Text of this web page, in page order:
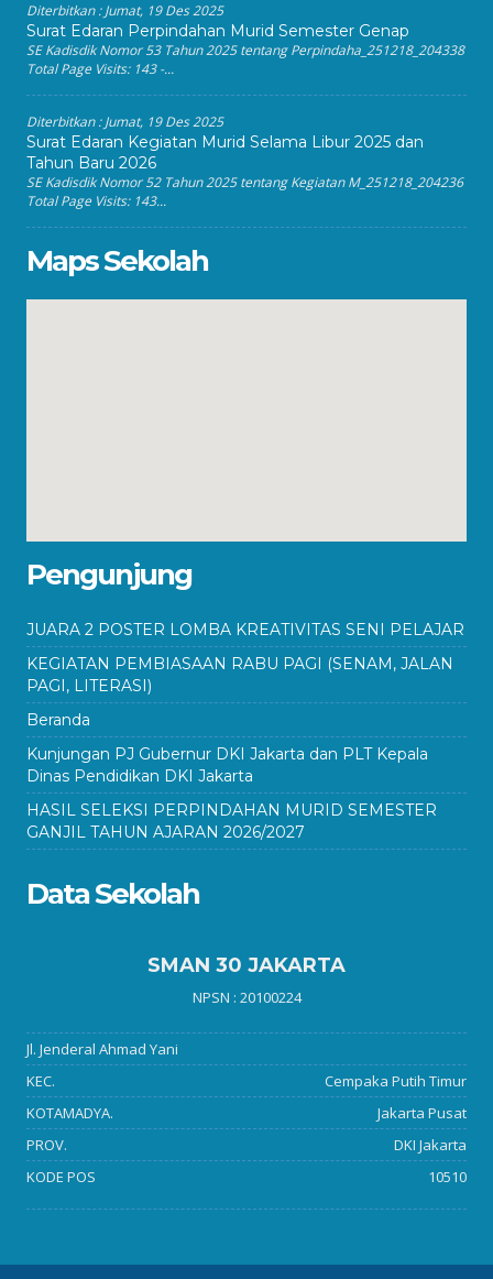
Diterbitkan :Jumat, 19 Des 2025
Surat Edaran Perpindahan Murid Semester Genap
SE Kadisdik Nomor 53 Tahun 2025 tentang Perpindaha_251218_204338
Total Page Visits: 143 -...
Diterbitkan :Jumat, 19 Des 2025
Surat Edaran Kegiatan Murid Selama Libur 2025 dan
Tahun Baru 2026
SE Kadisdik Nomor 52 Tahun 2025 tentang Kegiatan M_251218_204236
Total Page Visits: 143...
Maps Sekolah
Pengunjung
JUARA 2 POSTER LOMBA KREATIVITAS SENI PELAJAR
KEGIATAN PEMBIASAAN RABU PAGI (SENAM, JALAN
PAGI, LITERASI)
Beranda
Kunjungan PJ Gubernur DKI Jakarta dan PLT Kepala
Dinas Pendidikan DKI Jakarta
HASIL SELEKSI PERPINDAHAN MURID SEMESTER
GANJIL TAHUN AJARAN 2026/2027
Data Sekolah
SMAN 30 JAKARTA
NPSN : 20100224
Jl. Jenderal Ahmad Yani
KEC.
Cempaka Putih Timur
KOTAMADYA.
Jakarta Pusat
PROV.
DKI Jakarta
KODE POS
10510